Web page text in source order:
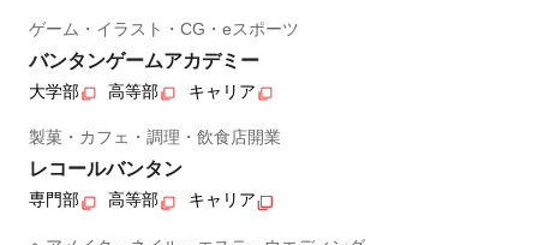
ゲーム・イラスト・CG・eスポーツ
バンタンゲームアカデミー
大学部 高等部 キャリア
製菓・カフェ・調理・飲食店開業
レコールバンタン
専門部 高等部 キャリア